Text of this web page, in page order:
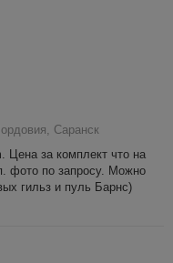
Саранск
Цена за комплект что на
фото по запросу. Можно
гильз и пуль Барнс)